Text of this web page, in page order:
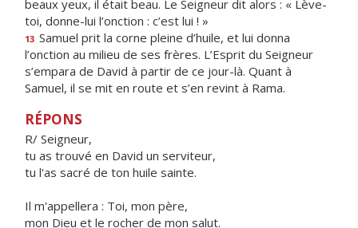
beaux yeux, il était beau. Le Seigneur dit alors : « Lève-
toi, donne-lui l’onction : c’est lui ! »
13 Samuel prit la corne pleine d’huile, et lui donna
l’onction au milieu de ses frères. L’Esprit du Seigneur
s’empara de David à partir de ce jour-là. Quant à
Samuel, il se mit en route et s’en revint à Rama.
RÉPONS
R/ Seigneur,
tu as trouvé en David un serviteur,
tu l'as sacré de ton huile sainte.
Il m'appellera : Toi, mon père,
mon Dieu et le rocher de mon salut.